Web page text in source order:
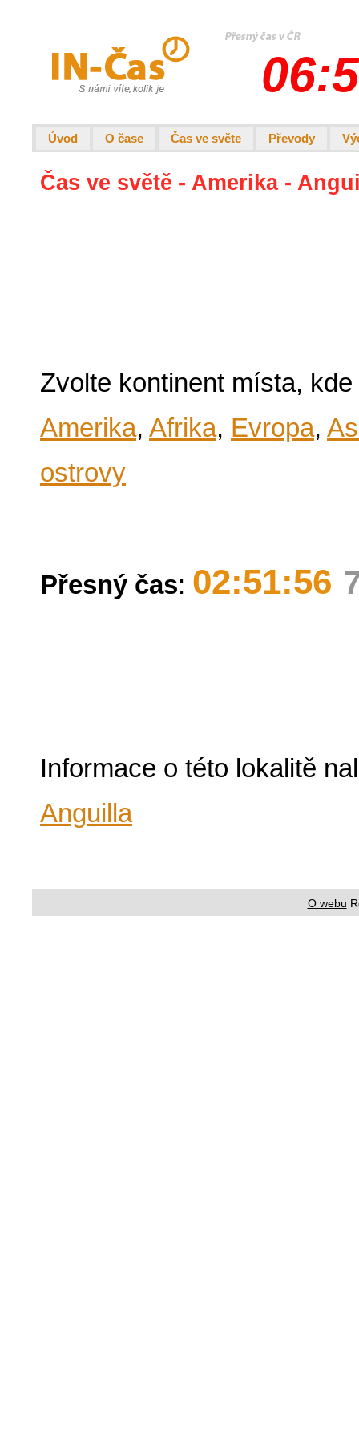
Úvod O čase Čas ve světe Převody
Čas ve světě - Amerika -
Zvolte kontinent místa,
Amerika, Afrika, Evropa,
ostrovy
Přesný čas: 02:51:56
Informace o této lokalitě
Anguilla
O webu